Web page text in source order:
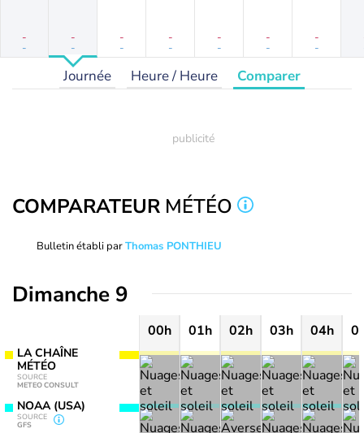
-
-
-
-
-
-
-
-
-
-
-
-
-
-
Journée Heure / Heure Comparer
COMPARATEUR MÉTÉO
Bulletin établi parThomas PONTHIEU
Dimanche 9
LA CHAÎNE
MÉTÉO
SOURCE
METEO CONSULT
NOAA (USA)
SOURCE
GFS
00h 01h 02h 03h 04h